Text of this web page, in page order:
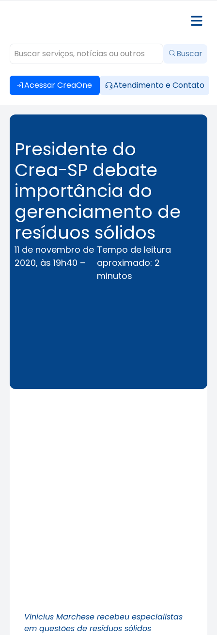
Acessar CreaOne Atendimento e Contato
Buscar
Presidente do
Crea-SP debate
importância do
gerenciamento de
resíduos sólidos
11 de novembro de
2020, às 19h40 –
Tempo de leitura
aproximado: 2
minutos
Vinicius Marchese recebeu especialistas
em questões de resíduos sólidos